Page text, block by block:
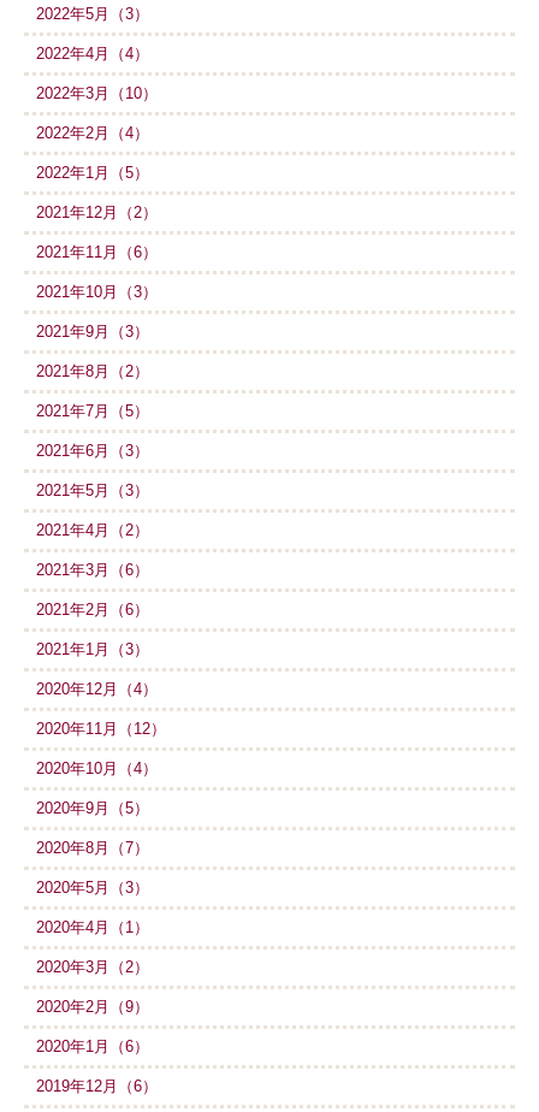
2022年5月（3）
2022年4月（4）
2022年3月（10）
2022年2月（4）
2022年1月（5）
2021年12月（2）
2021年11月（6）
2021年10月（3）
2021年9月（3）
2021年8月（2）
2021年7月（5）
2021年6月（3）
2021年5月（3）
2021年4月（2）
2021年3月（6）
2021年2月（6）
2021年1月（3）
2020年12月（4）
2020年11月（12）
2020年10月（4）
2020年9月（5）
2020年8月（7）
2020年5月（3）
2020年4月（1）
2020年3月（2）
2020年2月（9）
2020年1月（6）
2019年12月（6）